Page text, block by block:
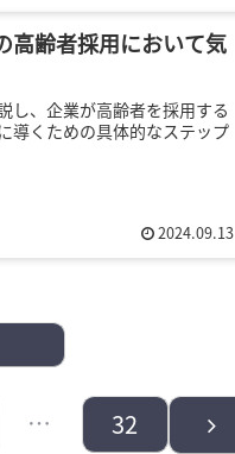
高齢者採用において気
し、企業が高齢者を採用する
導くための具体的なステップ
2024.09.13
… 32
次